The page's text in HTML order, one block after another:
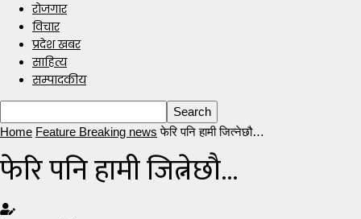
रोजगार
विचार
प्रदेश खबर
साहित्य
सम्पादकीय
Home Feature Breaking news फेरि पनि हामी जित्नेछौ…
फेरि पनि हामी जित्नेछौ…